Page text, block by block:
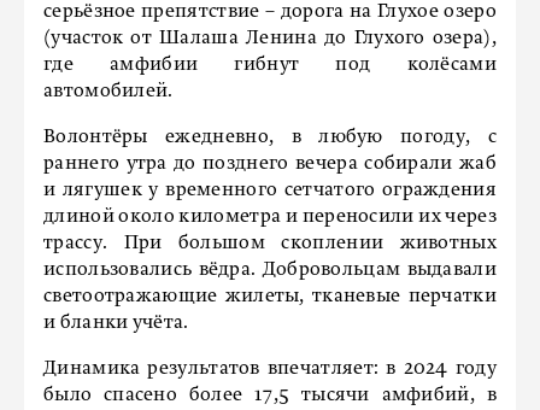
серьёзное препятствие – дорога на Глухое озеро
(участок от Шалаша Ленина до Глухого озера),
где амфибии гибнут под колёсами
автомобилей.
Волонтёры ежедневно, в любую погоду, с
раннего утра до позднего вечера собирали жаб
и лягушек у временного сетчатого ограждения
длиной около километра и переносили их через
трассу. При большом скоплении животных
использовались вёдра. Добровольцам выдавали
светоотражающие жилеты, тканевые перчатки
и бланки учёта.
Динамика результатов впечатляет: в 2024 году
было спасено более 17,5 тысячи амфибий, в